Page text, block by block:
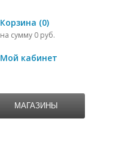
Корзина (0)
на сумму 0 руб.
Мой кабинет
МАГАЗИНЫ